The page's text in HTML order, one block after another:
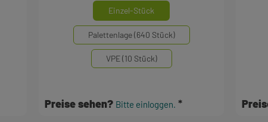
Mengeneinheiten auswählen
Einzel-Stück
Palettenlage (640 Stück)
VPE (10 Stück)
Preise sehen? Bitte einloggen.